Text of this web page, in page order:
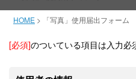
HOME > 「写真」使用届出フォーム
[必須]のついている項目は入力必